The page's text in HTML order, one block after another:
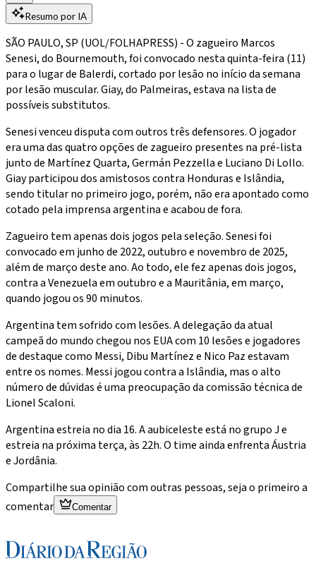
Resumo por IA
SÃO PAULO, SP (UOL/FOLHAPRESS) - O zagueiro Marcos
Senesi, do Bournemouth, foi convocado nesta quinta-feira (11)
para o lugar de Balerdi, cortado por lesão no início da semana
por lesão muscular. Giay, do Palmeiras, estava na lista de
possíveis substitutos.
Senesi venceu disputa com outros três defensores. O jogador
era uma das quatro opções de zagueiro presentes na pré-lista
junto de Martínez Quarta, Germán Pezzella e Luciano Di Lollo.
Giay participou dos amistosos contra Honduras e Islândia,
sendo titular no primeiro jogo, porém, não era apontado como
cotado pela imprensa argentina e acabou de fora.
Zagueiro tem apenas dois jogos pela seleção. Senesi foi
convocado em junho de 2022, outubro e novembro de 2025,
além de março deste ano. Ao todo, ele fez apenas dois jogos,
contra a Venezuela em outubro e a Mauritânia, em março,
quando jogou os 90 minutos.
Argentina tem sofrido com lesões. A delegação da atual
campeã do mundo chegou nos EUA com 10 lesões e jogadores
de destaque como Messi, Dibu Martínez e Nico Paz estavam
entre os nomes. Messi jogou contra a Islândia, mas o alto
número de dúvidas é uma preocupação da comissão técnica de
Lionel Scaloni.
Argentina estreia no dia 16. A aubiceleste está no grupo J e
estreia na próxima terça, às 22h. O time ainda enfrenta Áustria
e Jordânia.
Compartilhe sua opinião com outras pessoas, seja o primeiro a
comentar
Comentar